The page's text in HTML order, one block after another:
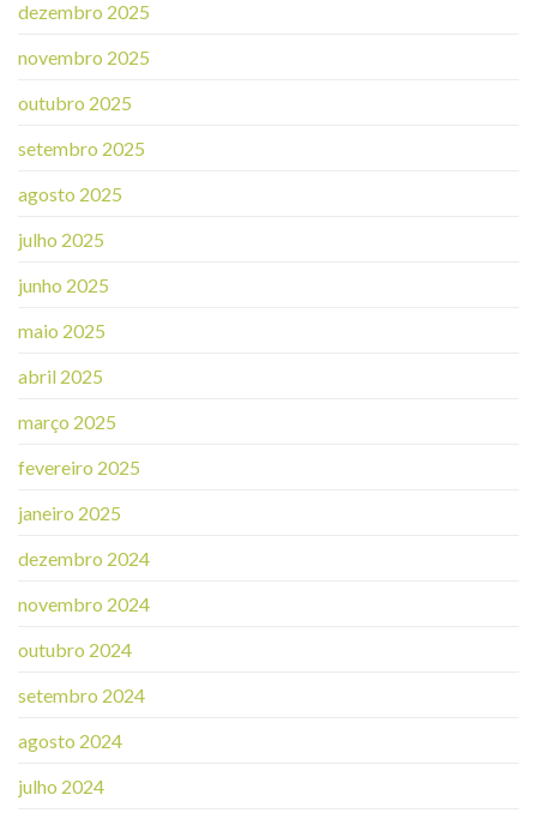
dezembro 2025
novembro 2025
outubro 2025
setembro 2025
agosto 2025
julho 2025
junho 2025
maio 2025
abril 2025
março 2025
fevereiro 2025
janeiro 2025
dezembro 2024
novembro 2024
outubro 2024
setembro 2024
agosto 2024
julho 2024